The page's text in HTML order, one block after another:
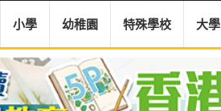
小學 幼稚園 特殊學校 大學